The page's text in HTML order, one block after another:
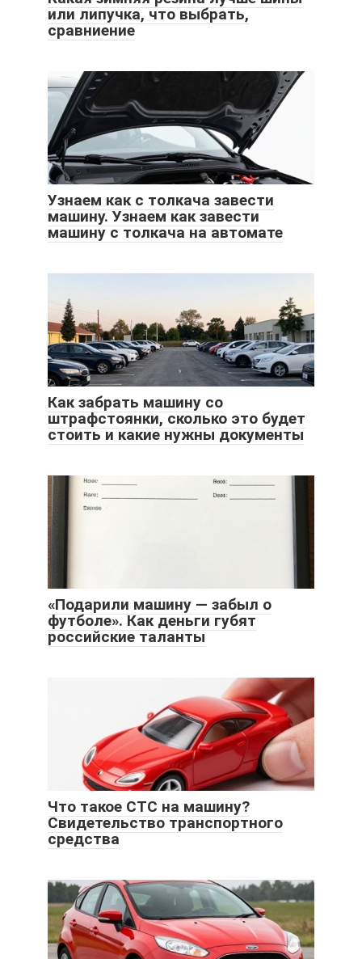
или липучка, что выбрать,
сравниение
Узнаем как с толкача завести
машину. Узнаем как завести
машину с толкача на автомате
Как забрать машину со
штрафстоянки, сколько это будет
стоить и какие нужны документы
«Подарили машину — забыл о
футболе». Как деньги губят
российские таланты
Что такое СТС на машину?
Свидетельство транспортного
средства